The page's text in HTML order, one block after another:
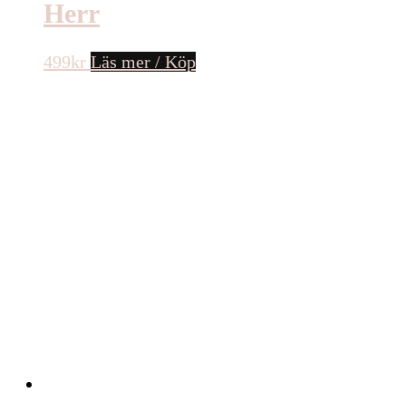
Herr
499kr Läs mer / Köp